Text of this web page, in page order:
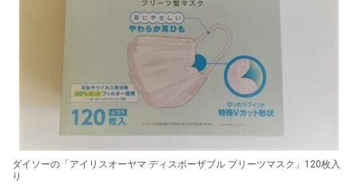
ダイソーの「アイリスオーヤマ ディスポーザブル プリーツマスク」120枚入
り